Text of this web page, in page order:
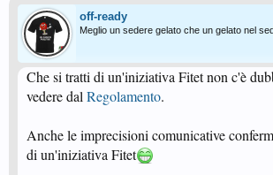
off-ready
Meglio un sedere gelato che un gelato nel
Che si tratti di un'iniziativa Fitet non c'è
vedere dal Regolamento.
Anche le imprecisioni comunicative
di un'iniziativa Fitet